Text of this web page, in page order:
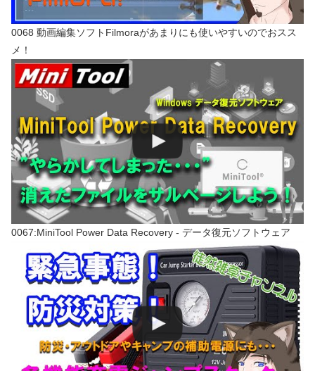
0068 動画編集ソフトFilmoraがあまりにも使いやすいのでおスス
メ！
0067:MiniTool Power Data Recovery - データ復元ソフトウェア